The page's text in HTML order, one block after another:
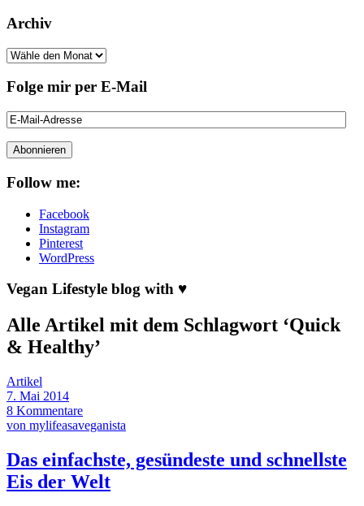
Archiv
Folge mir per E-Mail
Follow me:
Facebook
Instagram
Pinterest
WordPress
Vegan Lifestyle blog with ♥
Alle Artikel mit dem Schlagwort ‘Quick
& Healthy’
Artikel
7. Mai 2014
8 Kommentare
von mylifeasaveganista
Das einfachste, gesündeste und schnellste
Eis der Welt